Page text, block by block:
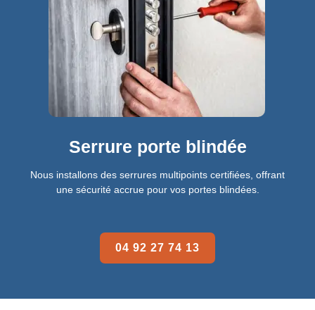
Serrure porte blindée
Nous installons des serrures multipoints certifiées, offrant
une sécurité accrue pour vos portes blindées.
04 92 27 74 13